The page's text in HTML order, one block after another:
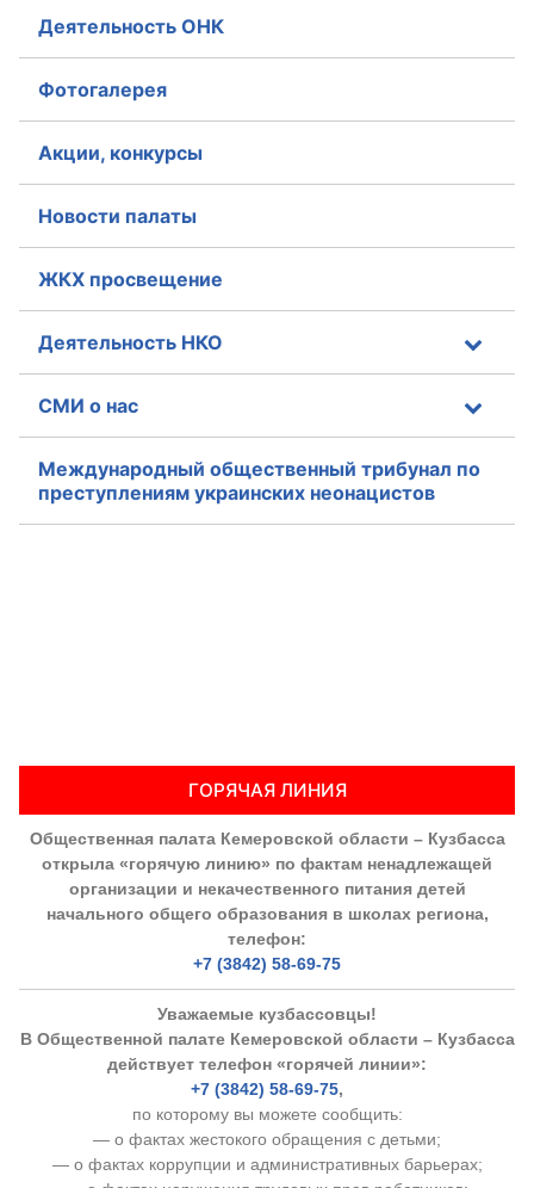
Деятельность ОНК
Фотогалерея
Акции, конкурсы
Новости палаты
ЖКХ просвещение
Деятельность НКО
СМИ о нас
Международный общественный трибунал по
преступлениям украинских неонацистов
ГОРЯЧАЯ ЛИНИЯ
Общественная палата Кемеровской области – Кузбасса
открыла «горячую линию» по фактам ненадлежащей
организации и некачественного питания детей
начального общего образования в школах региона,
телефон:
+7 (3842) 58-69-75
Уважаемые кузбассовцы!
В Общественной палате Кемеровской области – Кузбасса
действует телефон «горячей линии»:
+7 (3842) 58-69-75,
по которому вы можете сообщить:
— о фактах жестокого обращения с детьми;
— о фактах коррупции и административных барьерах;